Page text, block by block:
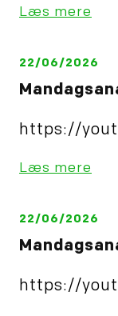
Læs mere
22/06/2026
https://
Læs mere
22/06/2026
https://